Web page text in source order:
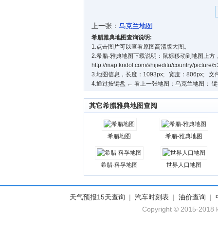
上一张： 乌克兰地图
希腊雅典地图查询说明:
1.点击图片可以查看原图高清版大图。
2.希腊-雅典地图下载说明：鼠标移动到地图上
http://map.kridol.com/shijieditu/country/picture/
3.地图信息，长度：1093px; 宽度：806px; 文
4.通过按键盘 ← 看上一张地图：乌克兰地图；
其它希腊雅典地图查阅
希腊地图 希腊-雅典地图
希腊-科孚地图 世界人口地图
天气预报15天查询 | 汽车时刻表 | 油价查询 |
Copyright © 2015-2018